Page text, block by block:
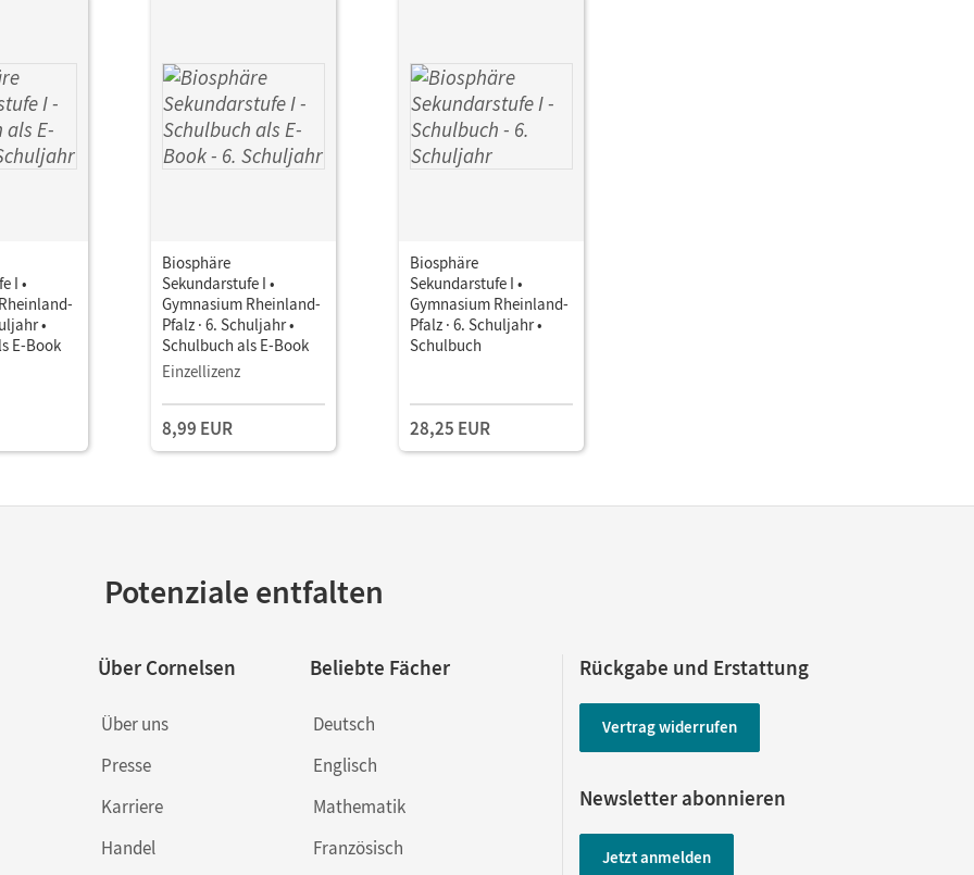
I •
•
E-Book
Biosphäre
Sekundarstufe I •
Gymnasium Rheinland-
Pfalz · 6. Schuljahr •
Schulbuch als E-Book
Einzellizenz
8,99 EUR
Biosphäre
Sekundarstufe I •
Gymnasium Rheinland-
Pfalz · 6. Schuljahr •
Schulbuch
28,25 EUR
Potenziale entfalten
Über Cornelsen
Über uns
Presse
Karriere
Handel
Beliebte Fächer
Deutsch
Englisch
Mathematik
Französisch
Rückgabe und Erstattung
Vertrag widerrufen
Newsletter abonnieren
Jetzt anmelden